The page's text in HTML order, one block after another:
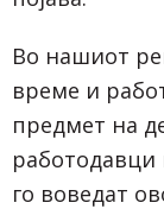
Во нашиот
време и
предмет на
работодавци
го воведат